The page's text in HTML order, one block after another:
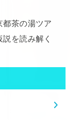
都茶の湯ツア
を読み解く